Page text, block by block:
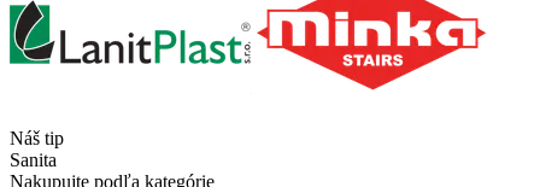
Náš tip
Sanita
Nakupujte podľa kategórie